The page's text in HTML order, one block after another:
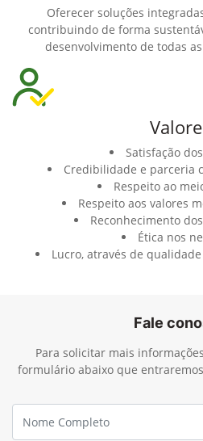
Oferecer soluções
contribuindo de forma
desenvolvimento de todas
Satisfação
Credibilidade e parceria
Respeito ao
Respeito aos valores
Reconhecimento
Ética nos
Lucro, através de
Fale
Para solicitar mais
formulário abaixo que